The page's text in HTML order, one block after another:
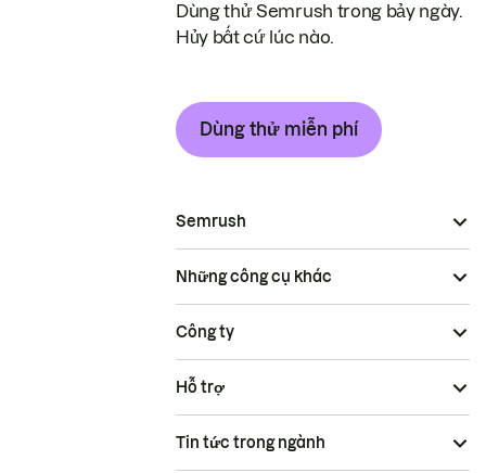
Dùng thử Semrush trong bảy ngày.
Hủy bất cứ lúc nào.
Dùng thử miễn phí
Semrush
Những công cụ khác
Công ty
Hỗ trợ
Tin tức trong ngành